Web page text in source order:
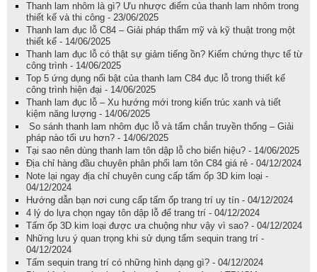
Thanh lam nhôm là gì? Ưu nhược điểm của thanh lam nhôm trong
thiết kế và thi công - 23/06/2025
Thanh lam đục lỗ C84 – Giải pháp thẩm mỹ và kỹ thuật trong một
thiết kế - 14/06/2025
Thanh lam đục lỗ có thật sự giảm tiếng ồn? Kiểm chứng thực tế từ
công trình - 14/06/2025
Top 5 ứng dụng nổi bật của thanh lam C84 đục lỗ trong thiết kế
công trình hiện đại - 14/06/2025
Thanh lam đục lỗ – Xu hướng mới trong kiến trúc xanh và tiết
kiệm năng lượng - 14/06/2025
So sánh thanh lam nhôm đục lỗ và tấm chắn truyền thống – Giải
pháp nào tối ưu hơn? - 14/06/2025
Tại sao nên dùng thanh lam tôn dập lỗ cho biển hiệu? - 14/06/2025
Địa chỉ hàng đầu chuyên phân phối lam tôn C84 giá rẻ - 04/12/2024
Note lại ngay địa chỉ chuyên cung cấp tấm ốp 3D kim loại -
04/12/2024
Hướng dẫn bạn nơi cung cấp tấm ốp trang trí uy tín - 04/12/2024
4 lý do lựa chọn ngay tôn dập lỗ để trang trí - 04/12/2024
Tấm ốp 3D kim loại được ưa chuộng như vậy vì sao? - 04/12/2024
Những lưu ý quan trọng khi sử dụng tấm sequin trang trí -
04/12/2024
Tấm sequin trang trí có những hình dạng gì? - 04/12/2024